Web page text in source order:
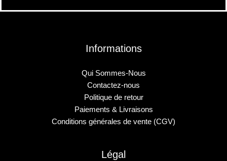
Informations
Qui Sommes-Nous
Contactez-nous
Politique de retour
Paiements & Livraisons
Conditions générales de vente (CGV)
Légal